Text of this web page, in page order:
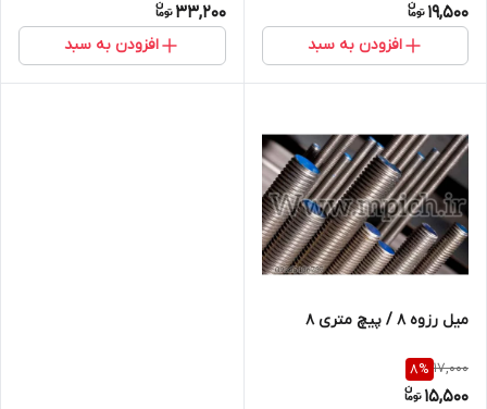
19,500
افزودن به سبد
33,200
افزودن به سبد
میل رزوه 8 / پیچ متری 8
17,000
8%
15,500